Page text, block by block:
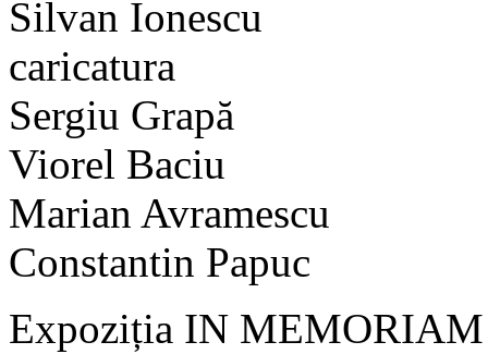
Silvan Ionescu
caricatura
Sergiu Grapă
Viorel Baciu
Marian Avramescu
Constantin Papuc
Expoziția IN